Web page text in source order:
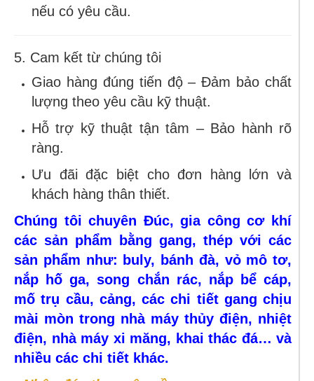
nếu có yêu cầu.
5. Cam kết từ chúng tôi
Giao hàng đúng tiến độ – Đảm bảo chất
lượng theo yêu cầu kỹ thuật.
Hỗ trợ kỹ thuật tận tâm – Bảo hành rõ
ràng.
Ưu đãi đặc biệt cho đơn hàng lớn và
khách hàng thân thiết.
Chúng tôi chuyên Đúc, gia công cơ khí
các sản phẩm bằng gang, thép với các
sản phẩm như: buly, bánh đà, vỏ mô tơ,
nắp hố ga, song chắn rác, nắp bể cáp,
mố trụ cầu, cảng, các chi tiết gang chịu
mài mòn trong nhà máy thủy điện, nhiệt
điện, nhà máy xi măng, khai thác đá… và
nhiều các chi tiết khác.